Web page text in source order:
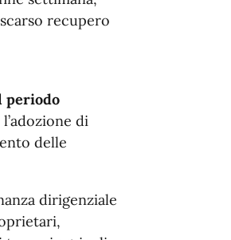
recupero
periodo
di
delle
dirigenziale